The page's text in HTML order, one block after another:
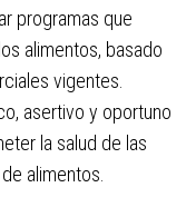
programas que
alimentos, basado
vigentes.
asertivo y oportuno
la salud de las
alimentos.